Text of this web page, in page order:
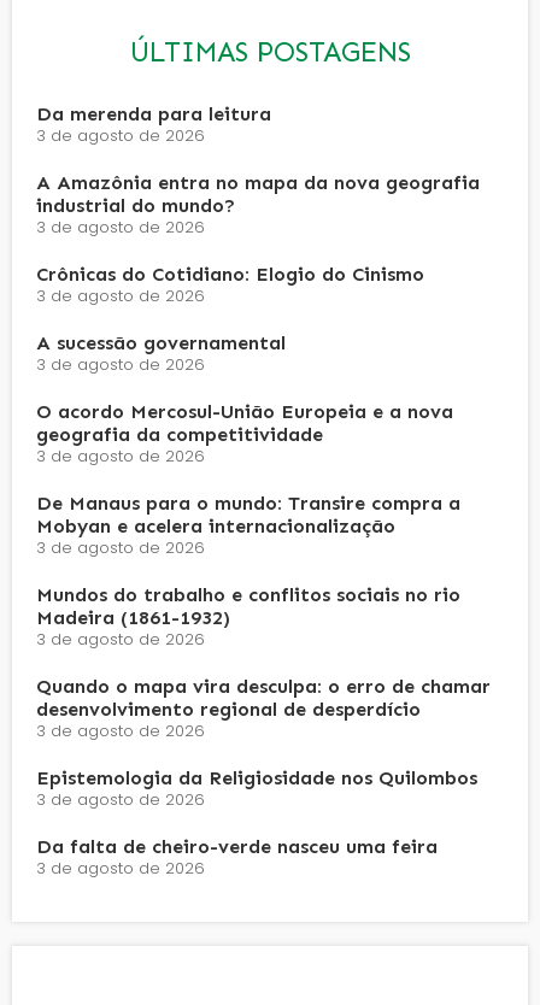
ÚLTIMAS POSTAGENS
Da merenda para leitura
3 de agosto de 2026
A Amazônia entra no mapa da nova geografia
industrial do mundo?
3 de agosto de 2026
Crônicas do Cotidiano: Elogio do Cinismo
3 de agosto de 2026
A sucessão governamental
3 de agosto de 2026
O acordo Mercosul-União Europeia e a nova
geografia da competitividade
3 de agosto de 2026
De Manaus para o mundo: Transire compra a
Mobyan e acelera internacionalização
3 de agosto de 2026
Mundos do trabalho e conflitos sociais no rio
Madeira (1861-1932)
3 de agosto de 2026
Quando o mapa vira desculpa: o erro de chamar
desenvolvimento regional de desperdício
3 de agosto de 2026
Epistemologia da Religiosidade nos Quilombos
3 de agosto de 2026
Da falta de cheiro-verde nasceu uma feira
3 de agosto de 2026